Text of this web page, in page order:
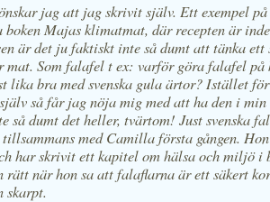
jag att jag skrivit själv. Ett exempel på
boken Majas klimatmat, där recepten är
är det ju faktiskt inte så dumt att tänka ett
mat. Som falafel t ex: varför göra falafel
lika bra med svenska gula ärtor? Istället
så får jag nöja mig med att ha den i
så dumt det heller, tvärtom! Just svenska
med Camilla första gången.
har skrivit ett kapitel om hälsa och miljö i
rätt när hon sa att falaflarna är ett säkert
skarpt.